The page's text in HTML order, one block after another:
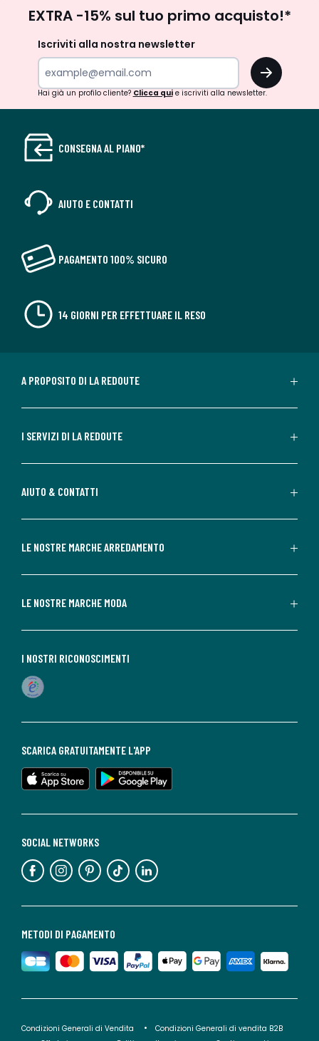
newsletter
EXTRA -15% sul tuo primo acquisto!*
Iscriviti alla nostra newsletter
OK
Hai già un profilo cliente? Clicca quie iscriviti alla newsletter.
CONSEGNA AL PIANO*
AIUTO E CONTATTI
PAGAMENTO 100% SICURO
14 GIORNI PER EFFETTUARE IL RESO
A PROPOSITO DI LA REDOUTE
I SERVIZI DI LA REDOUTE
AIUTO & CONTATTI
LE NOSTRE MARCHE ARREDAMENTO
LE NOSTRE MARCHE MODA
METODI DI PAGAMENTO
SOCIAL NETWORKS
SCARICA GRATUITAMENTE L'APP
I NOSTRI RICONOSCIMENTI
Condizioni Generali di Vendita
Condizioni Generali di vendita B2B